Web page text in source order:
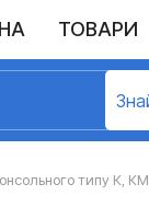
ТОВАРИ
типу К, КМ